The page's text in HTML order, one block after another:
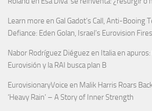
Learn more en Gal Gadot’s Call, Anti-Booing
Defiance: Eden Golan, Israel’s Eurovision
Nabor Rodríguez Diéguez en Italia en
Eurovisión y la RAI busca plan B
EurovisionaryVoice en Malik Harris Roars
‘Heavy Rain’ – A Story of Inner Strength